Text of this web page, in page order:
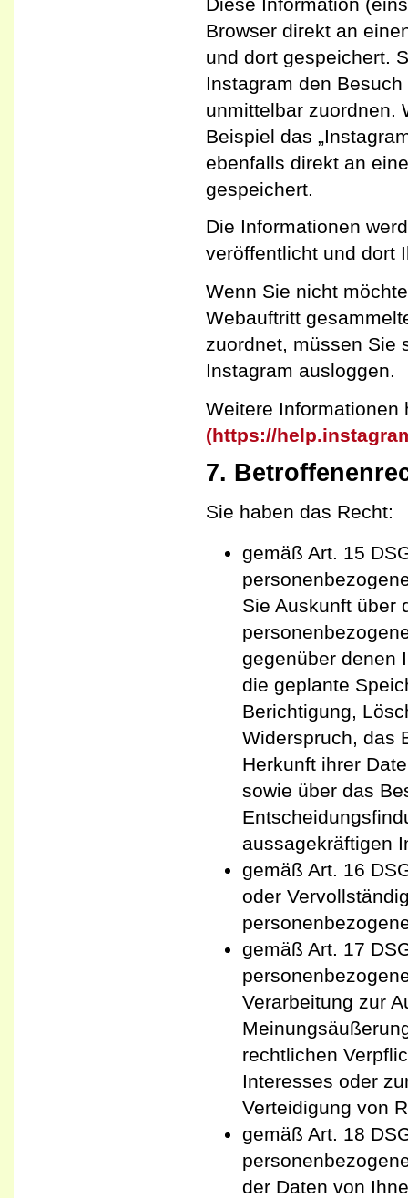
Browser direkt an
und dort gespeichert.
Instagram den
unmittelbar zuordnen.
Beispiel das
ebenfalls direkt an
gespeichert.
Die Informationen
veröffentlicht und dort
Wenn Sie nicht
Webauftritt
zuordnet, müssen Sie
Instagram ausloggen.
Weitere Informationen
(https://
7.
Sie haben das Recht:
gemäß Art. 15
Sie Auskunft über
gegenüber denen
die geplante
Berichtigung,
Widerspruch, das
Herkunft ihrer
sowie über das
aussagekräftigen
gemäß Art. 16
oder
gemäß Art. 17
Verarbeitung zur
rechtlichen
Interesses oder
Verteidigung von
gemäß Art. 18
der Daten von